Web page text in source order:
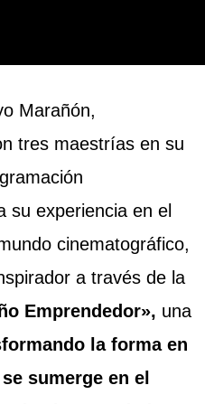
Marañón,
tres maestrías en su
su experiencia en el
cinematográfico,
a través de la
Emprendedor», una
la forma en
sumerge en el